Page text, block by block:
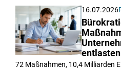
16.07.2026
entlasten
72 Maßnahmen, 10,4 Milliarden